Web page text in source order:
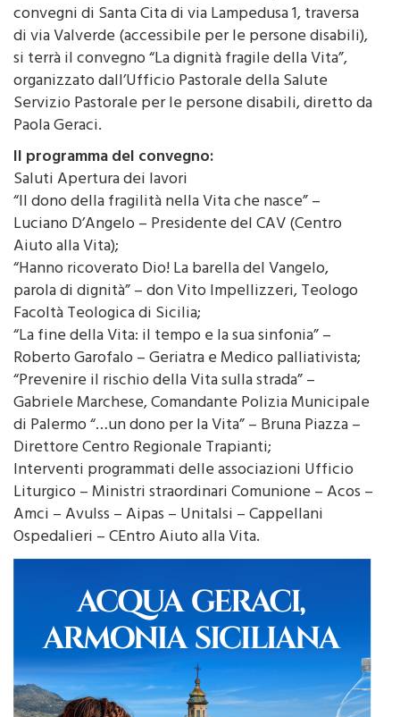
Sabato 24 febbraio dalle ore 9 alle 13 presso la sala
convegni di Santa Cita di via Lampedusa 1, traversa
di via Valverde (accessibile per le persone disabili),
si terrà il convegno “La dignità fragile della Vita”,
organizzato dall’Ufficio Pastorale della Salute
Servizio Pastorale per le persone disabili, diretto da
Paola Geraci.
Il programma del convegno:
Saluti Apertura dei lavori
“Il dono della fragilità nella Vita che nasce” –
Luciano D’Angelo – Presidente del CAV (Centro
Aiuto alla Vita);
“Hanno ricoverato Dio! La barella del Vangelo,
parola di dignità” – don Vito Impellizzeri, Teologo
Facoltà Teologica di Sicilia;
“La fine della Vita: il tempo e la sua sinfonia” –
Roberto Garofalo – Geriatra e Medico palliativista;
“Prevenire il rischio della Vita sulla strada” –
Gabriele Marchese, Comandante Polizia Municipale
di Palermo “…un dono per la Vita” – Bruna Piazza –
Direttore Centro Regionale Trapianti;
Interventi programmati delle associazioni Ufficio
Liturgico – Ministri straordinari Comunione – Acos –
Amci – Avulss – Aipas – Unitalsi – Cappellani
Ospedalieri – CEntro Aiuto alla Vita.